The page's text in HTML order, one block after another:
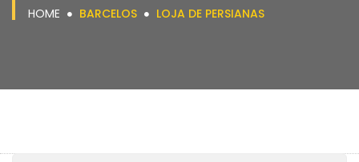
HOME BARCELOS LOJA DE PERSIANAS